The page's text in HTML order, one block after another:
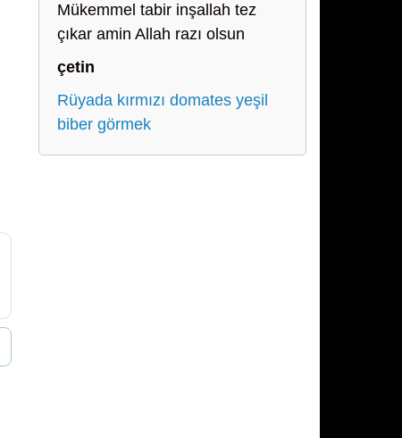
Mükemmel tabir inşallah tez
çıkar amin Allah razı olsun
çetin
Rüyada kırmızı domates yeşil
biber görmek